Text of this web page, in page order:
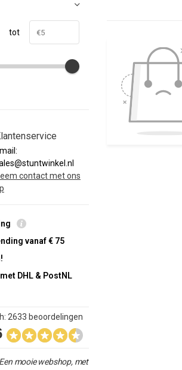
tot
contact met ons
vanaf € 75
DHL & PostNL
2633 beoordelingen
mooie webshop, met